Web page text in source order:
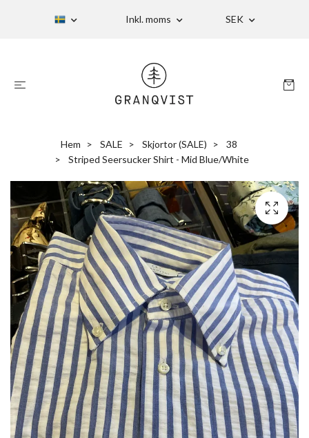
Inkl. moms SEK
Hem SALE Skjortor (SALE)
38
Striped Seersucker Shirt - Mid Blue/White